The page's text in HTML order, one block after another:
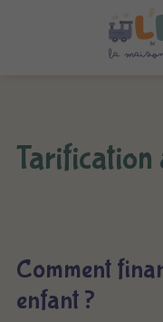
Tarification
Comment
enfant ?